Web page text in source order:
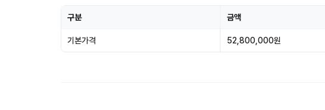
구분 금액
기본가격 52,800,000원